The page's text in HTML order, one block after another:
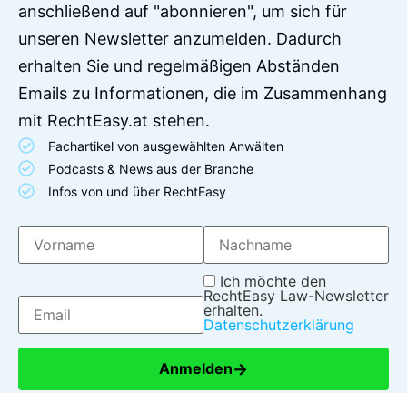
anschließend auf "abonnieren", um sich für
unseren Newsletter anzumelden. Dadurch
erhalten Sie und regelmäßigen Abständen
Emails zu Informationen, die im Zusammenhang
mit RechtEasy.at stehen.
Fachartikel von ausgewählten Anwälten
Podcasts & News aus der Branche
Infos von und über RechtEasy
Ich möchte den
RechtEasy Law-Newsletter
erhalten.
Datenschutzerklärung
Anmelden→